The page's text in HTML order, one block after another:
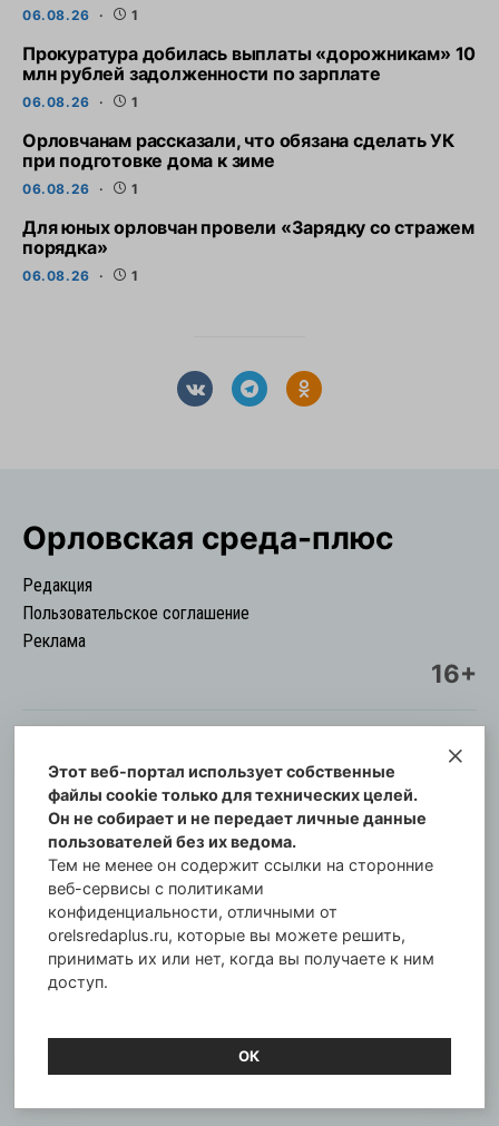
06.08.26 1
Прокуратура добилась выплаты «дорожникам» 10
млн рублей задолженности по зарплате
06.08.26 1
Орловчанам рассказали, что обязана сделать УК
при подготовке дома к зиме
06.08.26 1
Для юных орловчан провели «Зарядку со стражем
порядка»
06.08.26 1
Орловская cреда-плюс
Редакция
Пользовательское соглашение
Реклама
16+
© Информационный городской портал
Орловская cреда-плюс, 2021-2026
Свидетельство о регистрации СМИ: ПИ №57-
00254 от 29 октября 2013 г.
Газета зарегистрирована Управлением
Федеральной службы по надзору в сфере связи,
информационных технологий и массовых
коммуникаций по Орловской области.
Главный редактор: Татьяна Филёва
Этот веб-портал использует собственные
файлы cookie только для технических целей.
Он не собирает и не передает личные данные
пользователей без их ведома.
Тем не менее он содержит ссылки на сторонние
веб-сервисы с политиками
конфиденциальности, отличными от
orelsredaplus.ru, которые вы можете решить,
принимать их или нет, когда вы получаете к ним
доступ.
ОК